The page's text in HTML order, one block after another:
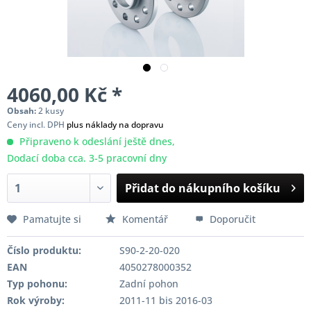
4060,00 Kč *
Obsah:2 kusy
Ceny incl. DPH plus náklady na dopravu
Připraveno k odeslání ještě dnes,
Dodací doba cca. 3-5 pracovní dny
Přidat do nákupního košíku
Pamatujte si Komentář Doporučit
Číslo produktu:
S90-2-20-020
EAN
4050278000352
Typ pohonu:
Zadní pohon
Rok výroby:
2011-11 bis 2016-03